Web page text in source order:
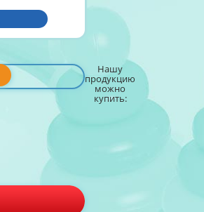
Нашу
продукцию
можно
купить: